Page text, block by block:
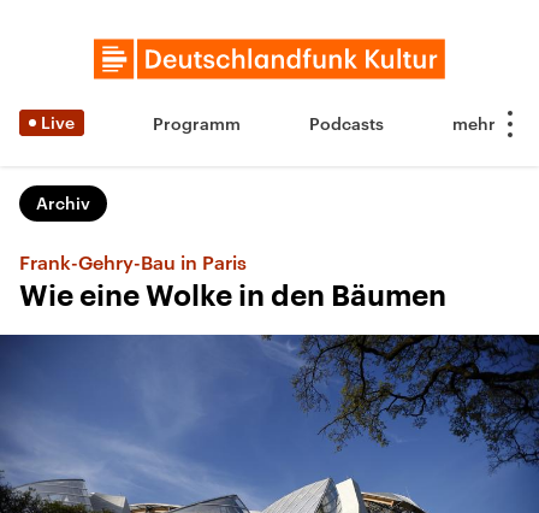
Live Programm Podcasts
Archiv
Frank-Gehry-Bau in Paris
Wie eine Wolke in den Bäumen